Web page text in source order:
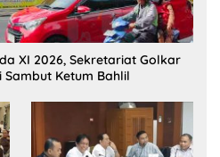
XI 2026, Sekretariat Golkar
Sambut Ketum Bahlil